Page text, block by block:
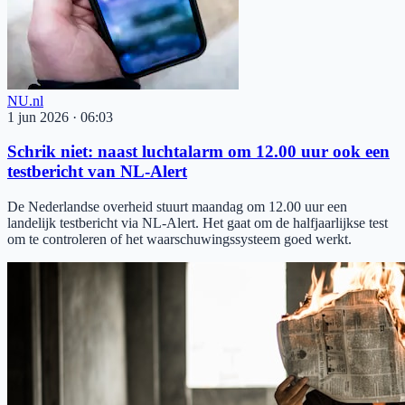
NU.nl
1 jun 2026 · 06:03
Schrik niet: naast luchtalarm om 12.00 uur ook een
testbericht van NL-Alert
De Nederlandse overheid stuurt maandag om 12.00 uur een
landelijk testbericht via NL-Alert. Het gaat om de halfjaarlijkse test
om te controleren of het waarschuwingssysteem goed werkt.